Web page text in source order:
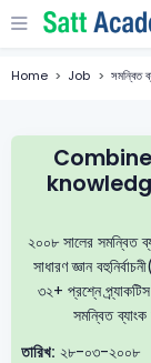
Home Job সমন্বিত
২০০৮ সালের
সাধারণ জ্ঞান
৩২+ প্রশ্নে
সমন্বিত
তারিখ: ২৮-০৩-২০০৮